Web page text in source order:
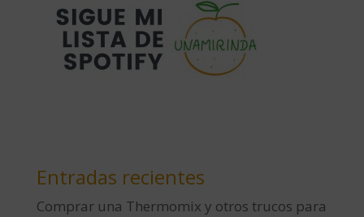
Entradas recientes
Comprar una Thermomix y otros trucos para